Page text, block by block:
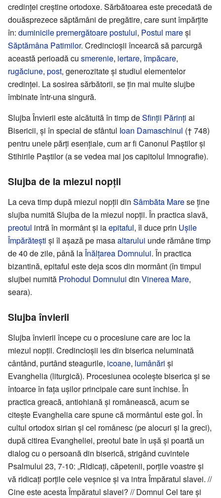
credinței creștine ortodoxe. Sărbătoarea este precedată de
douăsprezece săptămâni de pregătire, care sunt împărțite
în: duminicile premergătoare postului, Postul mareși
Săptămâna Patimilor. Credincioșii încearcă să parcurgă
această perioadă cu smerenie, iertare, împăcare,
rugăciune, post, generozitate și studiul elementelor
credinței. La sosirea sărbătorii, se țin mai multe slujbe
îmbinate într-una singură.
Slujba Învierii este alcătuită în timp deSfinții Părinți ai
Bisericii, și în special de sfântul Ioan Damaschinul († 748)
pentru unele părți esențiale, cum ar fi Canonul Paștilor și
Stihirile Paștilor (a se vedea mai jos capitolul Imnografie).
Slujba de la miezul nopții
La ceva timp după miezul nopții din Sâmbăta Marese ține
slujba numită Slujba de la miezul nopții. În practica slavă,
preotul intră în mormânt și iaepitaful, îl duce prin Ușile
Împărătești și îl așază pe masaaltarului unde rămâne timp
de 40 de zile, până laÎnălțarea Domnului. În practica
bizantină, epitaful este deja scos din mormânt (în timpul
slujbei numită Prohodul Domnului din Vinerea Mare,
seara).
Slujba învierii
Slujba învierii începe cu o procesiune care are loc la
miezul nopții. Credincioșii ies din biserica neluminată
cântând, purtând steagurile, icoane, lumânări și
Evanghelia (liturgică). Procesiunea ocolește biserica și se
întoarce în fața ușilor principale care sunt închise. În
practica greacă, antiohiană și românească, acum se
citește Evanghelia care spune că mormântul este gol. În
cultul ortodox sirian și cel românesc (pe alocuri și la greci),
după citirea Evangheliei, preotul bate în ușă și poartă un
dialog cu o persoană din biserică, strigând cuvintele
Psalmului 23, 7-10: „Ridicați, căpetenii, porțile voastre și
vă ridicați porțile cele veșnice și va intra Împăratul slavei. //
Cine este acesta Împăratul slavei? // Domnul Cel tare și